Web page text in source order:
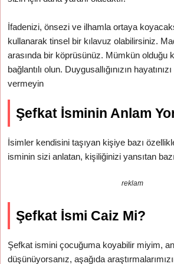
İfadenizi, önsezi ve ilhamla ortaya
kullanarak tinsel bir kılavuz olabilirsiniz.
arasında bir köprüsünüz. Mümkün olduğu
bağlantılı olun. Duygusallığınızın
vermeyin
Şefkat İsminin Anlam
İsimler kendisini taşıyan kişiye bazı
isminin sizi anlatan, kişiliğinizi yansıtan
reklam
Şefkat İsmi Caiz Mi?
Şefkat ismini çocuğuma koyabilir miyim,
düşünüyorsanız, aşağıda